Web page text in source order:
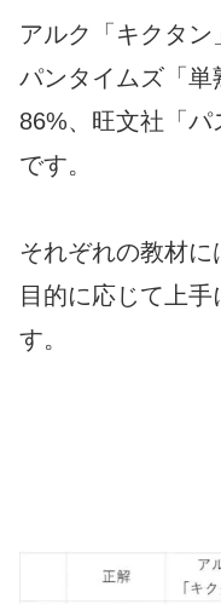
アルク「キクタ
パンタイムズ「単
86%、旺文社「
です。
それぞれの教材に
目的に応じて上
す。